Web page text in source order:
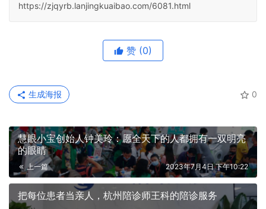
https://zjqyrb.lanjingkuaibao.com/6081.html
赞 (0)
0
生成海报
慧眼小宝创始人钟美玲：愿全天下的人都拥有一双明亮
的眼睛
上一篇 2023年7月4日 下午10:22
把每位患者当亲人，杭州陪诊师王科的陪诊服务